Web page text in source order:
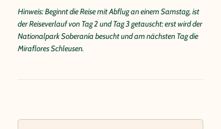
Hinweis: Beginnt die Reise mit Abflug an einem Samstag, ist
der Reiseverlauf von Tag 2 und Tag 3 getauscht: erst wird der
Nationalpark Soberanía besucht und am nächsten Tag die
Miraflores Schleusen.